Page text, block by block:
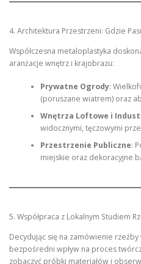
4. Architektura Przestrzeni: Gdzie
Współczesna metaloplastyka
aranżacje wnętrz i krajobrazu:
Prywatne Ogrody:
(poruszane wiatrem) oraz
Wnętrza Loftowe i
widocznymi, tęczowymi
Przestrzenie Publiczne:
miejskie oraz dekoracyjne
5. Współpraca z Lokalnym Studiem
Decydując się na zamówienie
bezpośredni wpływ na proces
zobaczyć próbki materiałów i